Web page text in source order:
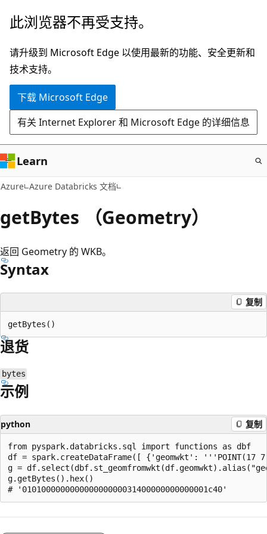
跳
主
要
内
此浏览器不再受支持。
请升级到 Microsoft Edge 以使用最新的功能、安全更新和
技术支持。
下载 Microsoft Edge
有关 Internet Explorer 和 Microsoft Edge 的详细信息
Learn
Azure Azure Databricks 文档
getBytes （Geometry）
返回 Geometry 的 WKB。
Syntax
复制
退货
bytes
示例
python 复制
from pyspark.databricks.sql import functions as dbf
df = spark.createDataFrame([ {'geomwkt':
g =
g.getBytes().hex()